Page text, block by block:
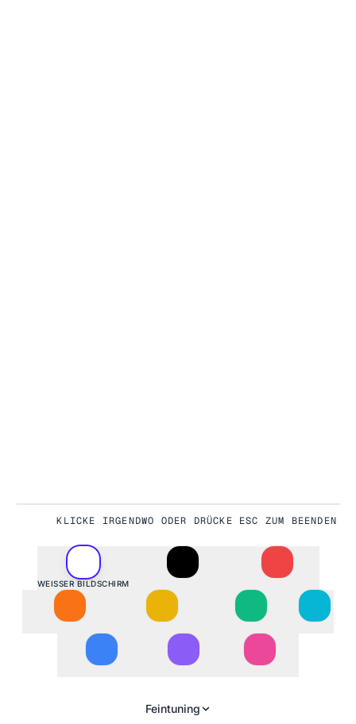
#FFFFFF
KLICKE IRGENDWO ODER DRÜCKE ESC ZUM BEENDEN
WEISSER BILDSCHIRM
Feintuning